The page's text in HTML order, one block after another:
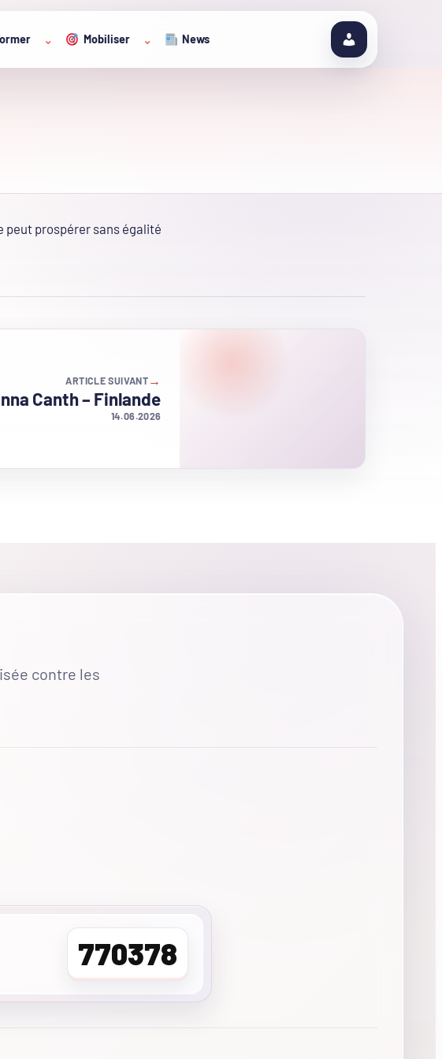
⌄ Mobiliser ⌄ News
peut prospérer sans égalité
→
ARTICLE SUIVANT
Canth – Finlande
14.06.2026
contre les
770378